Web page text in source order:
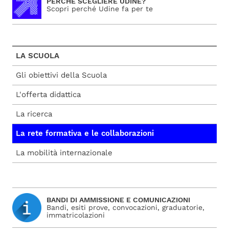
Scopri perché Udine fa per te
LA SCUOLA
Gli obiettivi della Scuola
L'offerta didattica
La ricerca
La rete formativa e le collaborazioni
La mobilità internazionale
BANDI DI AMMISSIONE E COMUNICAZIONI
Bandi, esiti prove, convocazioni, graduatorie,
immatricolazioni